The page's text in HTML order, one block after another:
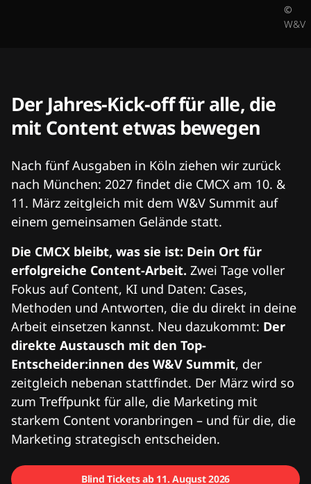
©
W&V
Der Jahres-Kick-off für alle, die
mit Content etwas bewegen
Nach fünf Ausgaben in Köln ziehen wir zurück
nach München: 2027 findet die CMCX am 10. &
11. März zeitgleich mit dem W&V Summit auf
einem gemeinsamen Gelände statt.
Die CMCX bleibt, was sie ist: Dein Ort für
erfolgreiche Content-Arbeit. Zwei Tage voller
Fokus auf Content, KI und Daten: Cases,
Methoden und Antworten, die du direkt in deine
Arbeit einsetzen kannst. Neu dazukommt: Der
direkte Austausch mit den Top-
Entscheider:innen des W&V Summit, der
zeitgleich nebenan stattfindet. Der März wird so
zum Treffpunkt für alle, die Marketing mit
starkem Content voranbringen – und für die, die
Marketing strategisch entscheiden.
Blind Tickets ab 11. August 2026